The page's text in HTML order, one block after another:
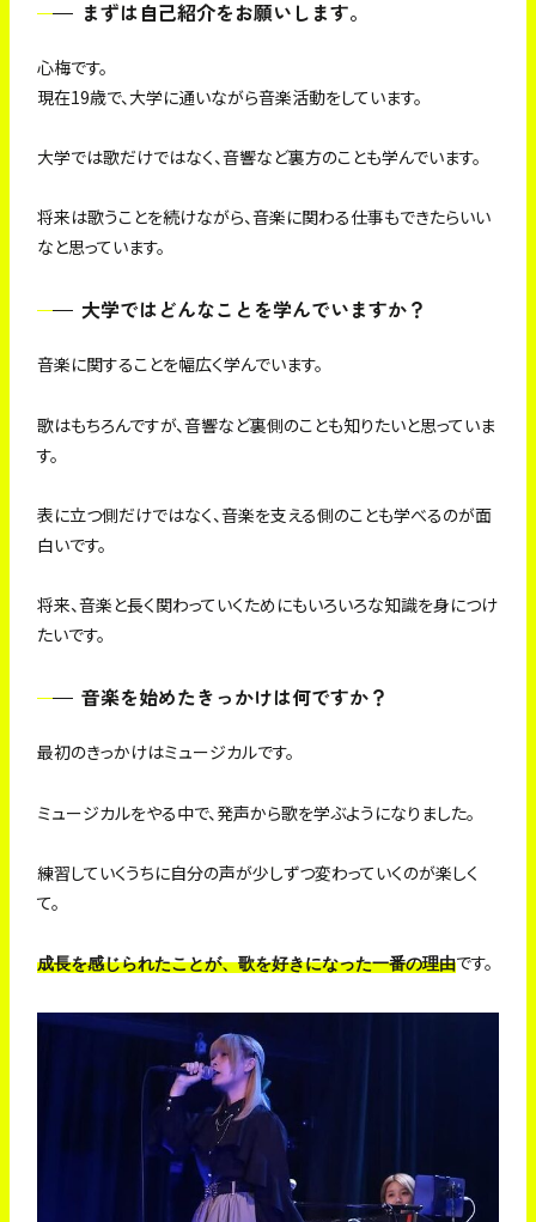
まずは自己紹介をお願いします。
心梅です。
現在19歳で、大学に通いながら音楽活動をしています。
大学では歌だけではなく、音響など裏方のことも学んでいます。
将来は歌うことを続けながら、音楽に関わる仕事もできたらいい
なと思っています。
大学ではどんなことを学んでいますか？
音楽に関することを幅広く学んでいます。
歌はもちろんですが、音響など裏側のことも知りたいと思っていま
す。
表に立つ側だけではなく、音楽を支える側のことも学べるのが面
白いです。
将来、音楽と長く関わっていくためにもいろいろな知識を身につけ
たいです。
音楽を始めたきっかけは何ですか？
最初のきっかけはミュージカルです。
ミュージカルをやる中で、発声から歌を学ぶようになりました。
練習していくうちに自分の声が少しずつ変わっていくのが楽しく
て。
成長を感じられたことが、歌を好きになった一番の理由です。